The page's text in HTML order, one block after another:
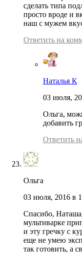
сделать типа
просто вроде и
наш с мужем
Ответить на
Наталья К
03 июля,
Ольга,
добавить
Ответить
Ольга
03 июля, 2016 в
Спасибо,
мультиварке
и эту гречку с
еще не умею
так готовить, а